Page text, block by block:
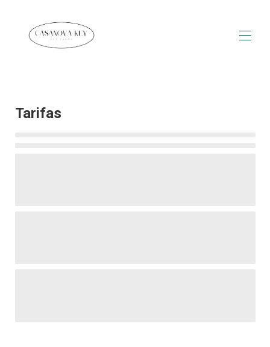
Tarifas